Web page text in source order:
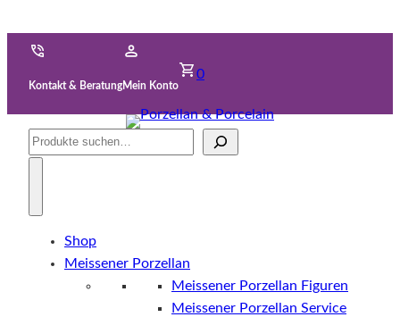
Kontakt & BeratungMein Konto
0
Suche
Shop
Meissener Porzellan
Meissener Porzellan Figuren
Meissener Porzellan Service